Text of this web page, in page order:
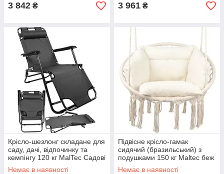
3 842 ₴ 3 961 ₴
Крісло-шезлонг складане для
саду, дачі, відпочинку та
кемпінгу 120 кг MalTec Садові
та пляжні шезлонги
Немає в наявності
Підвісне крісло-гамак
сидячий (бразильський) з
подушками 150 кг Maltec беж
Одномісні підвісні гойдалки
Немає в наявності